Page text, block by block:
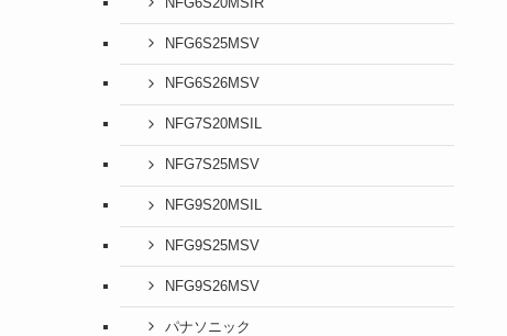
NFG6S25MSV
NFG6S26MSV
NFG7S20MSIL
NFG7S25MSV
NFG9S20MSIL
NFG9S25MSV
NFG9S26MSV
パナソニック